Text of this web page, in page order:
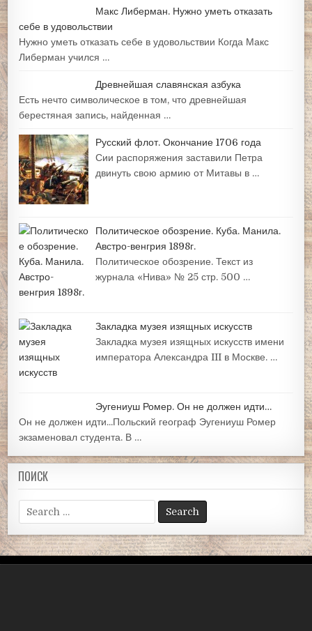
Макс Либерман. Нужно уметь отказать
себе в удовольствии
Нужно уметь отказать себе в удовольствии Когда Макс
Либерман учился …
Древнейшая славянская азбука
Есть нечто символическое в том, что древнейшая
берестяная запись, найденная …
Русский флот. Окончание 1706 года
Сии распоряжения заставили Петра
двинуть свою армию от Митавы в …
Политическое обозрение. Куба. Манила.
Австро-венгрия 1898г.
Политическое обозрение. Текст из
журнала «Нива» № 25 стр. 500 …
Закладка музея изящных искусств
Закладка музея изящных искусств имени
императора Александра III в Москве. …
Эугениуш Ромер. Он не должен идти…
Он не должен идти...Польский географ Эугениуш Ромер
экзаменовал студента. В …
ПОИСК
Search
for: